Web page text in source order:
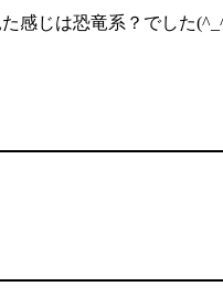
じは恐竜系？でした